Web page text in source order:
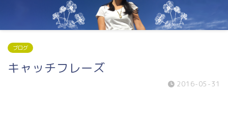
ブログ
キャッチフレーズ
2016-05-31